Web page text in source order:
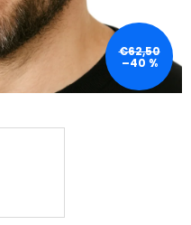
€62,50
–40 %